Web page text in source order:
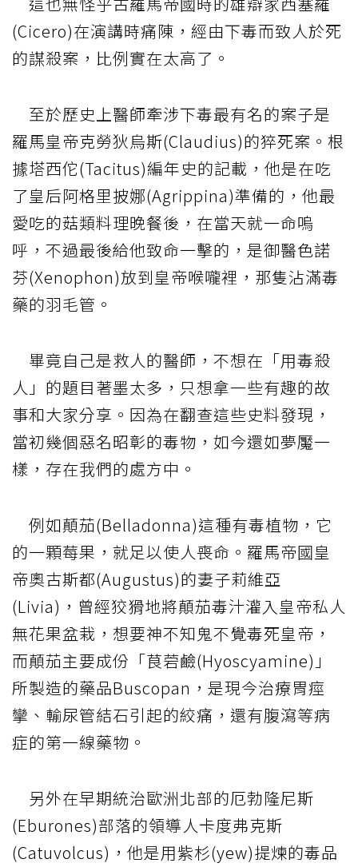
(Cicero)在演講時痛陳，經由下毒而致人於死
的謀殺案，比例實在太高了。
至於歷史上醫師牽涉下毒最有名的案子是
羅馬皇帝克勞狄烏斯(Claudius)的猝死案。根
據塔西佗(Tacitus)編年史的記載，他是在吃
了皇后阿格里披娜(Agrippina)準備的，他最
愛吃的菇類料理晚餐後，在當天就一命嗚
呼，不過最後給他致命一擊的，是御醫色諾
芬(Xenophon)放到皇帝喉嚨裡，那隻沾滿毒
藥的羽毛管。
畢竟自己是救人的醫師，不想在「用毒殺
人」的題目著墨太多，只想拿一些有趣的故
事和大家分享。因為在翻查這些史料發現，
當初幾個惡名昭彰的毒物，如今還如夢魘一
樣，存在我們的處方中。
例如顛茄(Belladonna)這種有毒植物，它
的一顆莓果，就足以使人喪命。羅馬帝國皇
帝奧古斯都(Augustus)的妻子莉維亞
(Livia)，曾經狡猾地將顛茄毒汁灌入皇帝私人
無花果盆栽，想要神不知鬼不覺毒死皇帝，
而顛茄主要成份「茛菪鹼(Hyoscyamine)」
所製造的藥品Buscopan，是現今治療胃痙
攣、輸尿管結石引起的絞痛，還有腹瀉等病
症的第一線藥物。
另外在早期統治歐洲北部的厄勃隆尼斯
(Eburones)部落的領導人卡度弗克斯
(Catuvolcus)，他是用紫杉(yew)提煉的毒品